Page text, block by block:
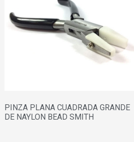
PINZA PLANA CUADRADA GRANDE
DE NAYLON BEAD SMITH